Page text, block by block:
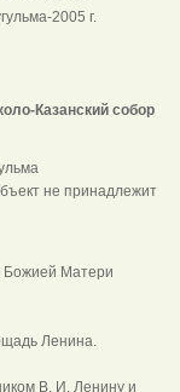
2005 г.
Казанский собор
не принадлежит
Божией Матери
Ленина.
В. И. Ленину и